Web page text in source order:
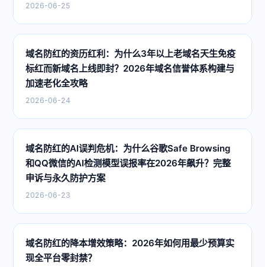
2026-06-25
域名防红的资历红利：为什么3年以上老域名天生免疫
标红而新域名上线即封？2026年域名信誉体系构建与
加速老化全攻略
2026-06-24
域名防红的AI误判危机：为什么谷歌Safe Browsing
和QQ微信的AI检测模型误报率在2026年飙升？完整
申诉与永久防护方案
2026-06-23
域名防红的降本增效策略：2026年如何用最少预算实
现全平台零封禁？